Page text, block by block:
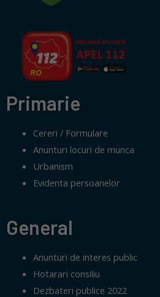
Primarie
Cereri / Formulare
Anunturi locuri de munca
Urbanism
Evidenta persoanelor
General
Anunturi de interes public
Hotarari consiliu
Dezbateri publice 2022